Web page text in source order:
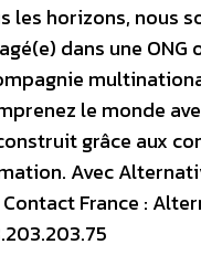
horizons, nous
dans une
le monde
grâce aux
Avec
Contact France :